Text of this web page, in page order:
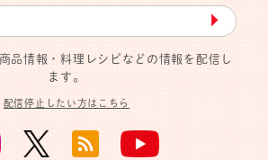
▶︎
品情報・料理レシピなどの情報を配信し
ます。
配信停止したい方はこちら